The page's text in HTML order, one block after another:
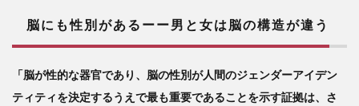
2
構
違う
の
脳にも性別があるーー男と女は脳の構造が違う
「脳が性的な器官であり、脳の性別が人間のジェンダーアイデン
ティティを決定するうえで最も重要であることを示す証拠は、さ